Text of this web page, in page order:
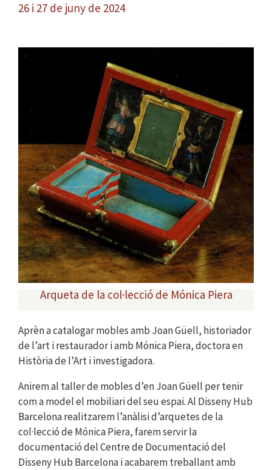
26 i 27 de juny de 2024
Arqueta de la col·lecció de Mónica Piera
Aprèn a catalogar mobles amb Joan Güell, historiador
de l’art i restaurador i amb Mónica Piera, doctora en
Història de l’Art i investigadora.
Anirem al taller de mobles d’en Joan Güell per tenir
com a model el mobiliari del seu espai. Al Disseny Hub
Barcelona realitzarem l’anàlisi d’arquetes de la
col·lecció de Mónica Piera, farem servir la
documentació del Centre de Documentació del
Disseny Hub Barcelona i acabarem treballant amb